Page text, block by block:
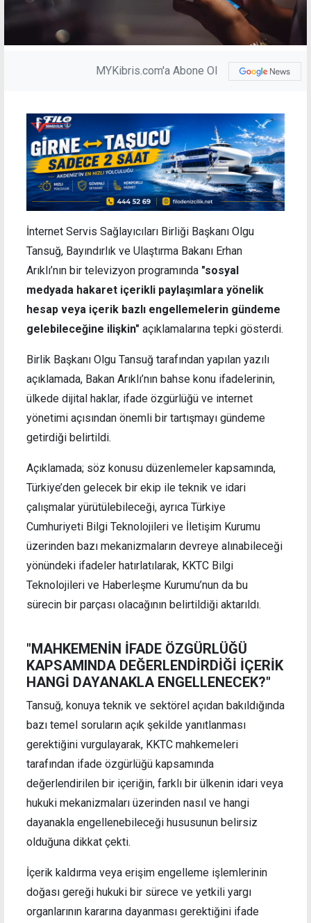
MYKibris.com'a Abone Ol
İnternet Servis Sağlayıcıları Birliği Başkanı Olgu
Tansuğ, Bayındırlık ve Ulaştırma Bakanı Erhan
Arıklı’nın bir televizyon programında "sosyal
medyada hakaret içerikli paylaşımlara yönelik
hesap veya içerik bazlı engellemelerin gündeme
gelebileceğine ilişkin" açıklamalarına tepki gösterdi.
Birlik Başkanı Olgu Tansuğ tarafından yapılan yazılı
açıklamada, Bakan Arıklı’nın bahse konu ifadelerinin,
ülkede dijital haklar, ifade özgürlüğü ve internet
yönetimi açısından önemli bir tartışmayı gündeme
getirdiği belirtildi.
Açıklamada; söz konusu düzenlemeler kapsamında,
Türkiye’den gelecek bir ekip ile teknik ve idari
çalışmalar yürütülebileceği, ayrıca Türkiye
Cumhuriyeti Bilgi Teknolojileri ve İletişim Kurumu
üzerinden bazı mekanizmaların devreye alınabileceği
yönündeki ifadeler hatırlatılarak, KKTC Bilgi
Teknolojileri ve Haberleşme Kurumu’nun da bu
sürecin bir parçası olacağının belirtildiği aktarıldı.
"MAHKEMENİN İFADE ÖZGÜRLÜĞÜ
KAPSAMINDA DEĞERLENDİRDİĞİ İÇERİK
HANGİ DAYANAKLA ENGELLENECEK?"
Tansuğ, konuya teknik ve sektörel açıdan bakıldığında
bazı temel soruların açık şekilde yanıtlanması
gerektiğini vurgulayarak, KKTC mahkemeleri
tarafından ifade özgürlüğü kapsamında
değerlendirilen bir içeriğin, farklı bir ülkenin idari veya
hukuki mekanizmaları üzerinden nasıl ve hangi
dayanakla engellenebileceği hususunun belirsiz
olduğuna dikkat çekti.
İçerik kaldırma veya erişim engelleme işlemlerinin
doğası gereği hukuki bir sürece ve yetkili yargı
organlarının kararına dayanması gerektiğini ifade